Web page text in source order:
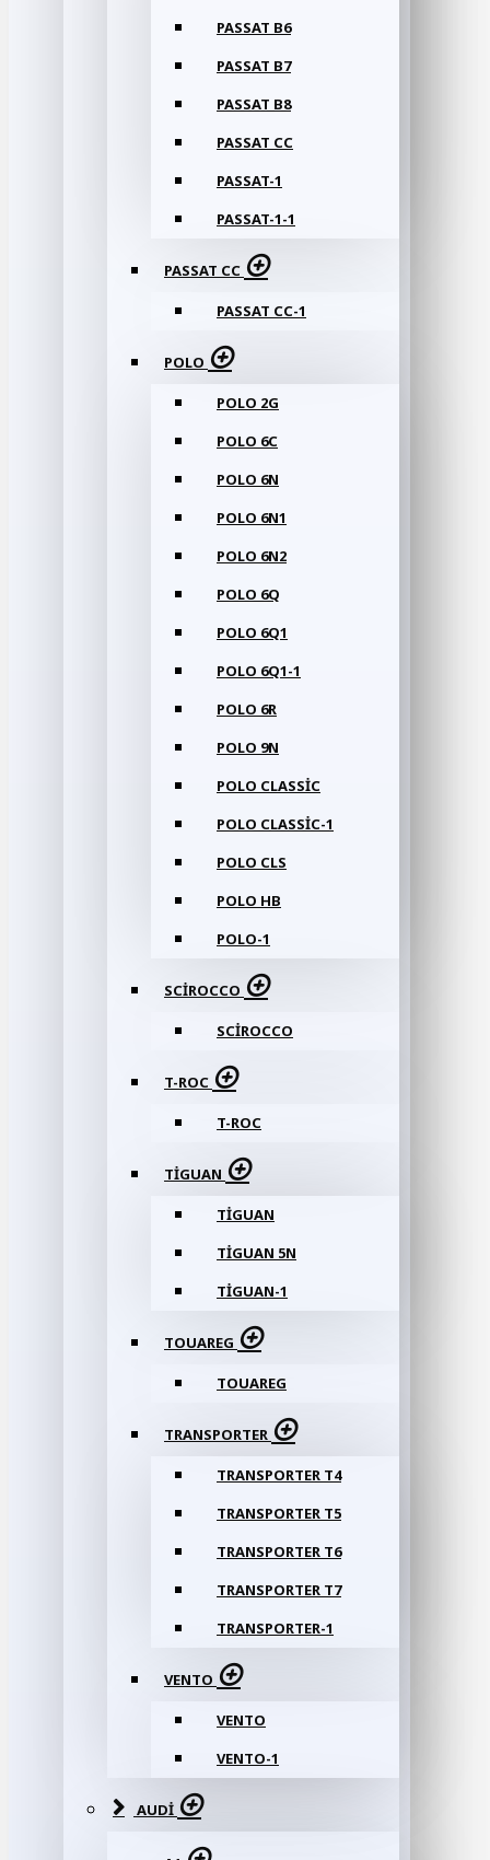
PASSAT B6
PASSAT B7
PASSAT B8
PASSAT CC
PASSAT-1
PASSAT-1-1
PASSAT CC
PASSAT CC-1
POLO
POLO 2G
POLO 6C
POLO 6N
POLO 6N1
POLO 6N2
POLO 6Q
POLO 6Q1
POLO 6Q1-1
POLO 6R
POLO 9N
POLO CLASSIC
POLO CLASSIC-1
POLO CLS
POLO HB
POLO-1
SCIROCCO
SCIROCCO
T-ROC
T-ROC
TIGUAN
TIGUAN
TIGUAN 5N
TIGUAN-1
TOUAREG
TOUAREG
TRANSPORTER
TRANSPORTER T4
TRANSPORTER T5
TRANSPORTER T6
TRANSPORTER T7
TRANSPORTER-1
VENTO
VENTO
VENTO-1
AUDI